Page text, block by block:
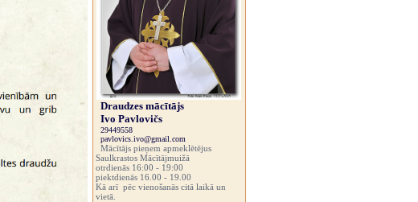
Draudzes mācītājs
Ivo Pavlovičs
29449558
pavlovics.ivo@gmail.com
Mācītājs pieņem apmeklētējus
Saulkrastos Mācītājmuižā
otrdienās 16:00 - 19:00
piektdienās 16.00 - 19.00
Kā arī pēc vienošanās citā laikā un
vietā.